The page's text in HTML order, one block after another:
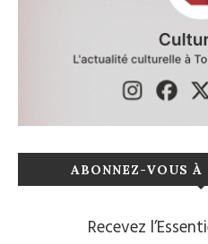
ABONNEZ-VOUS
Recevez